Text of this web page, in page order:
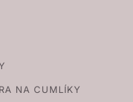
NA CUMLÍKY